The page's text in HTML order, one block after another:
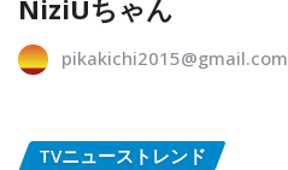
NiziUちゃん
pikakichi2015@gmail.com
TVニューストレンド